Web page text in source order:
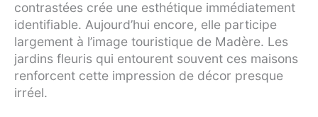
contrastées crée une esthétique immédiatement
identifiable. Aujourd’hui encore, elle participe
largement à l’image touristique de Madère. Les
jardins fleuris qui entourent souvent ces maisons
renforcent cette impression de décor presque
irréel.